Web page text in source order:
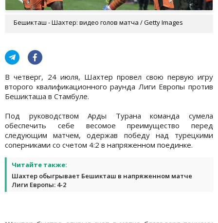
Бешикташ - Шахтер: видео голов матча / Getty Images
В четверг, 24 июля, Шахтер провел свою первую игру
второго квалификационного раунда Лиги Европы против
Бешикташа в Стамбуле.
Под руководством Арды Турана команда сумела
обеспечить себе весомое преимущество перед
следующим матчем, одержав победу над турецкими
соперниками со счетом 4:2 в напряженном поединке.
Читайте также:
Шахтер обыгрывает Бешикташ в напряженном матче
Лиги Европы: 4-2